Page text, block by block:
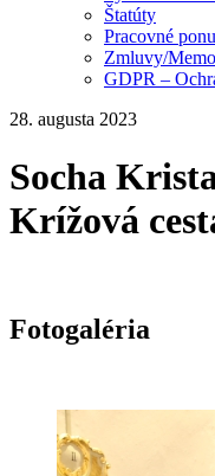
Štatúty
Pracovné
Zmluvy/
GDPR –
28. augusta 2023
Socha
Krížová
Fotogaléria